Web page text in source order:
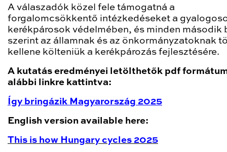
A válaszadók közel fele támogatná a
forgalomcsökkentő intézkedéseket a
kerékpárosok védelmében, és minden második
szerint az államnak és az önkormányzatoknak
kellene költeniük a kerékpározás fejlesztésére.
A kutatás eredményei letölthetők pdf
alábbi linkre kattintva:
Így bringázik Magyarország 2025
English version available here:
This is how Hungary cycles 2025